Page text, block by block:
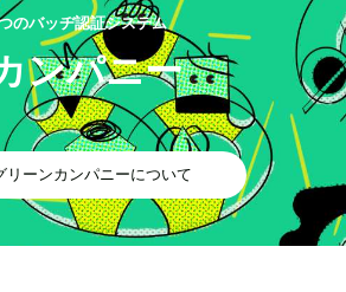
のバッヂ認証システム
ンパニー
リーンカンパニーについて